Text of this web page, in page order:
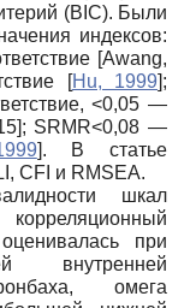
(BIC). Были
индексов:
[Awang,
[Hu, 1999];
<0,05 —
]; SRMR<0,08 —
]. В статье
CFI и RMSEA.
шкал
при
внутренней
омега